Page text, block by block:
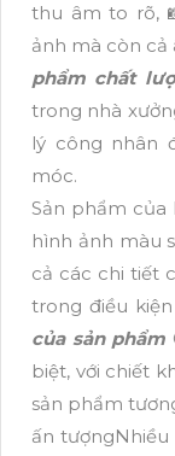
thu âm to rõ,
ảnh mà còn
phẩm chất
trong nhà
lý công nhân
móc.
Sản phẩm của
hình ảnh màu
cả các chi tiết
trong điều
của sản phẩm
biệt, với chiết
sản phẩm
ấn